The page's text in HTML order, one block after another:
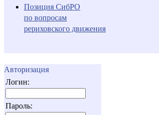
Позиция СибРО
по вопросам
рериховского движения
Авторизация
Логин:
Пароль: